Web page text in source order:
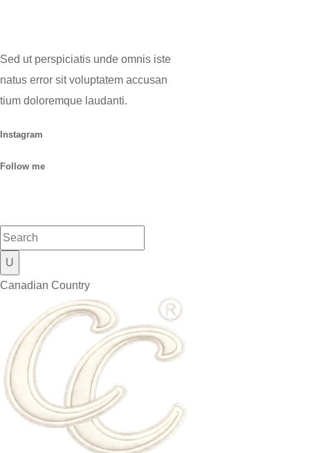
Sed ut perspiciatis unde omnis iste
natus error sit voluptatem accusan
tium doloremque laudanti.
Instagram
Follow me
Canadian Country